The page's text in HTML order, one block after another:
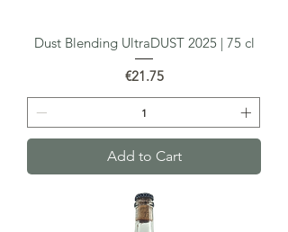
Dust Blending UltraDUST 2025 | 75 cl
Price
€21.75
Add to Cart